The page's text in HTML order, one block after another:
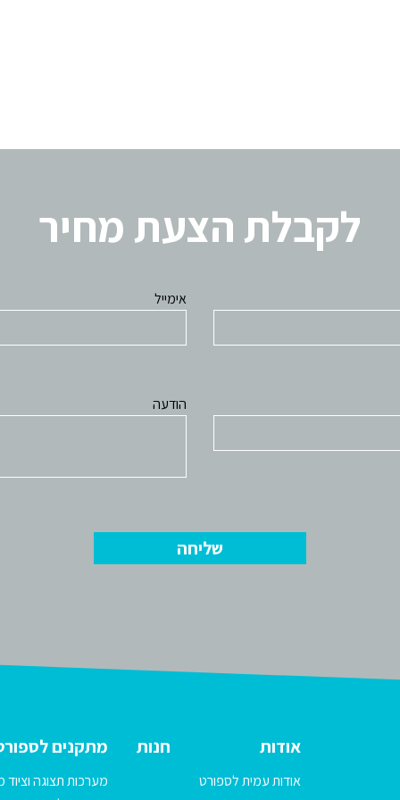
לקבלת הצעת מחיר
אימייל
הודעה
אודות
אודות עמית לספורט
חנות מתקנים
מערכות תצוגה וציוד